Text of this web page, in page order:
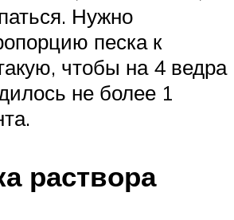
Нужно
песка к
чтобы на 4 ведра
не более 1
раствора